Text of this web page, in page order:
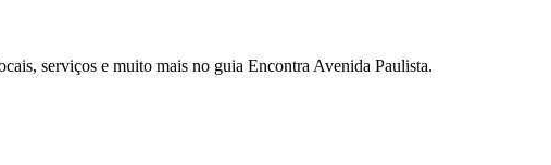
serviços e muito mais no guia Encontra Avenida Paulista.